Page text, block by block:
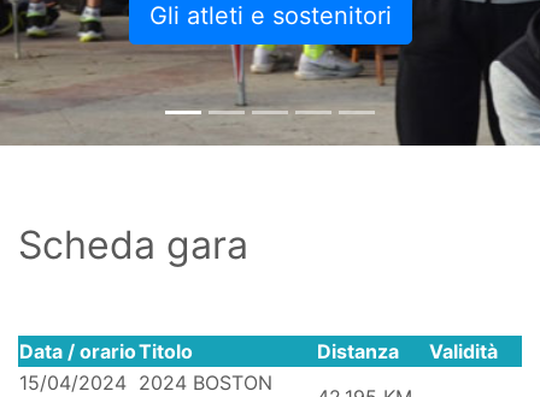
Gli atleti e sostenitori
Scheda gara
Data / orarioTitolo Distanza
Validità
15/04/2024 2024 BOSTON